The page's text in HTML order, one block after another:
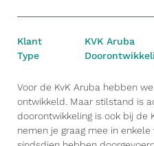
Klant
KVK Aruba
Type
Voor de KvK Aruba hebben
ontwikkeld. Maar stilstand is
doorontwikkeling is ook bij de
nemen je graag mee in